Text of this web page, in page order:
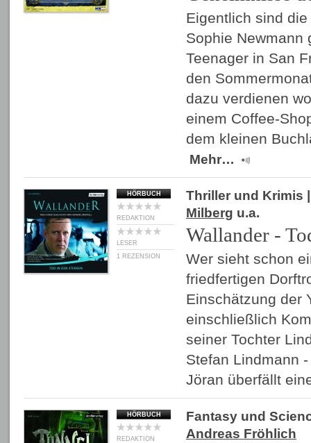
Eigentlich sind
Sophie Newmann
Teenager in San
den
dazu verdienen
einem Coffee-
dem kleinen
Mehr…
HÖRBUCH
REDAKTION
LESER
1 REZENSION
Thriller und Krimis
Milberg u.a.
Wallander -
Wer sieht schon
friedfertigen
Einschätzung der
einschließlich
seiner Tochter
Stefan Lindmann
Jöran überfällt
HÖRBUCH
REDAKTION
Fantasy und
Andreas Fröhlich